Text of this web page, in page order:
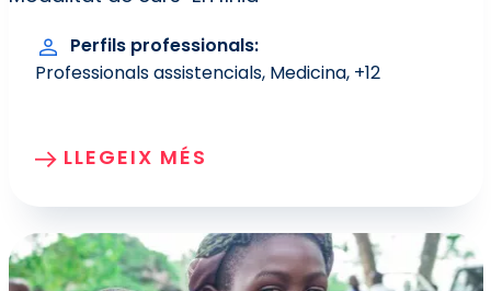
Perfils professionals
Professionals assistencials Medicina +12
LLEGEIX MÉS